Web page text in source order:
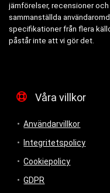
jämförelser, recensioner
sammanställda
specifikationer från flera
påstår inte att vi gör det.
Våra villkor
Användarvillkor
Integritetspolicy
Cookiepolicy
GDPR